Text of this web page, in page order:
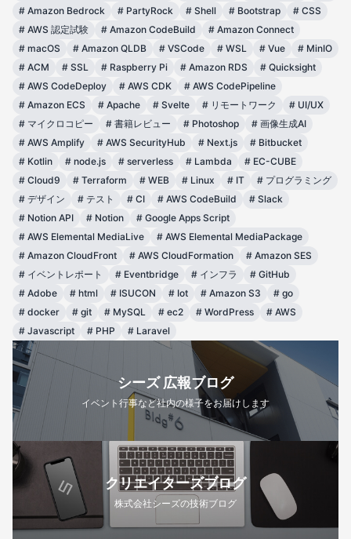
# Amazon Bedrock # PartyRock # Shell # Bootstrap # CSS
# AWS 認定試験 # Amazon CodeBuild # Amazon Connect
# macOS # Amazon QLDB # VSCode # WSL # Vue # MinIO
# ACM # SSL # Raspberry Pi # Amazon RDS # Quicksight
# AWS CodeDeploy # AWS CDK # AWS CodePipeline
# Amazon ECS # Apache # Svelte # リモートワーク # UI/UX
# マイクロコピー # 書籍レビュー # Photoshop # 画像生成AI
# AWS Amplify # AWS SecurityHub # Next.js # Bitbucket
# Kotlin # node.js # serverless # Lambda # EC-CUBE
# Cloud9 # Terraform # WEB # Linux # IT # プログラミング
# デザイン # テスト # CI # AWS CodeBuild # Slack
# Notion API # Notion # Google Apps Script
# AWS Elemental MediaLive # AWS Elemental MediaPackage
# Amazon CloudFront # AWS CloudFormation # Amazon SES
# イベントレポート # Eventbridge # インフラ # GitHub
# Adobe # html # ISUCON # Iot # Amazon S3 # go
# docker # git # MySQL # ec2 # WordPress # AWS
# Javascript # PHP # Laravel
シーズ 広報ブログ
イベント行事など社内の様子をお届けします
クリエイターズブログ
株式会社シーズの技術ブログ